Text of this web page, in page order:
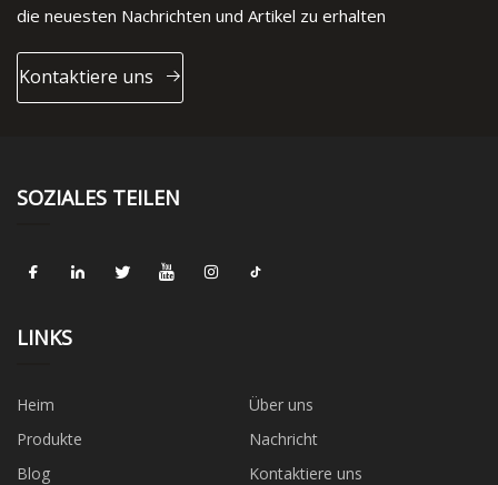
die neuesten Nachrichten und Artikel zu erhalten
Kontaktiere uns
SOZIALES TEILEN
LINKS
Heim
Über uns
Produkte
Nachricht
Blog
Kontaktiere uns